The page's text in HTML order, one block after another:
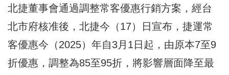
北捷董事會通過調整常客優惠行銷方案，經台
北市府核准後，北捷今（17）日宣布，捷運常
客優惠今（2025）年自3月1日起，由原本7至9
折優惠，調整為85至95折，將影響層面降至最